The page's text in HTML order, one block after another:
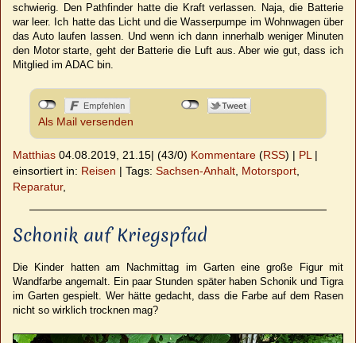
schwierig. Den Pathfinder hatte die Kraft verlassen. Naja, die Batterie
war leer. Ich hatte das Licht und die Wasserpumpe im Wohnwagen über
das Auto laufen lassen. Und wenn ich dann innerhalb weniger Minuten
den Motor starte, geht der Batterie die Luft aus. Aber wie gut, dass ich
Mitglied im ADAC bin.
Als Mail versenden
Matthias 04.08.2019, 21.15| (43/0) Kommentare (RSS) | PL |
einsortiert in: Reisen | Tags: Sachsen-Anhalt Motorsport
Reparatur,
Schonik auf Kriegspfad
Die Kinder hatten am Nachmittag im Garten eine große Figur mit
Wandfarbe angemalt. Ein paar Stunden später haben Schonik und Tigra
im Garten gespielt. Wer hätte gedacht, dass die Farbe auf dem Rasen
nicht so wirklich trocknen mag?